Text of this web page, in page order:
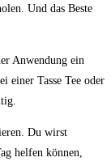
Und ⁢das Beste
Anwendung ein
einer‌ Tasse ⁢Tee ​oder
Du wirst
helfen ⁤können,